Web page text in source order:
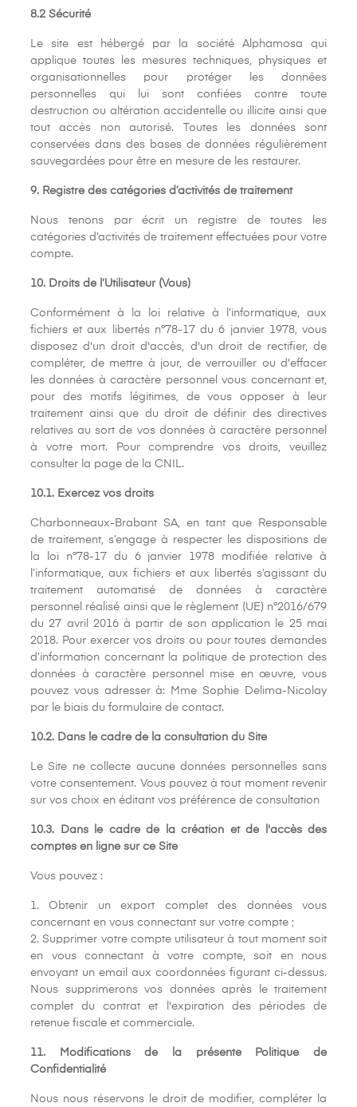
8.2 Sécurité
Le site est hébergé par la société Alphamosa qui
applique toutes les mesures techniques, physiques et
organisationnelles pour protéger les données
personnelles qui lui sont confiées contre toute
destruction ou altération accidentelle ou illicite ainsi que
tout accès non autorisé. Toutes les données sont
conservées dans des bases de données régulièrement
sauvegardées pour être en mesure de les restaurer.
9. Registre des catégories d’activités de traitement
Nous tenons par écrit un registre de toutes les
catégories d’activités de traitement effectuées pour votre
compte.
10. Droits de l’Utilisateur (Vous)
Conformément à la loi relative à l’informatique, aux
fichiers et aux libertés n°78-17 du 6 janvier 1978, vous
disposez d'un droit d'accès, d'un droit de rectifier, de
compléter, de mettre à jour, de verrouiller ou d'effacer
les données à caractère personnel vous concernant et,
pour des motifs légitimes, de vous opposer à leur
traitement ainsi que du droit de définir des directives
relatives au sort de vos données à caractère personnel
à votre mort. Pour comprendre vos droits, veuillez
consulter la page de la CNIL.
10.1. Exercez vos droits
Charbonneaux-Brabant SA, en tant que Responsable
de traitement, s’engage à respecter les dispositions de
la loi n°78-17 du 6 janvier 1978 modifiée relative à
l’informatique, aux fichiers et aux libertés s’agissant du
traitement automatisé de données à caractère
personnel réalisé ainsi que le règlement (UE) n°2016/679
du 27 avril 2016 à partir de son application le 25 mai
2018. Pour exercer vos droits ou pour toutes demandes
d’information concernant la politique de protection des
données à caractère personnel mise en œuvre, vous
pouvez vous adresser à: Mme Sophie Delima-Nicolay
par le biais du formulaire de contact.
10.2. Dans le cadre de la consultation du Site
Le Site ne collecte aucune données personnelles sans
votre consentement. Vous pouvez à tout moment revenir
sur vos choix en éditant vos préférence de consultation
10.3. Dans le cadre de la création et de l'accès des
comptes en ligne sur ce Site
Vous pouvez :
1. Obtenir un export complet des données vous
concernant en vous connectant sur votre compte ;
2. Supprimer votre compte utilisateur à tout moment soit
en vous connectant à votre compte, soit en nous
envoyant un email aux coordonnées figurant ci-dessus.
Nous supprimerons vos données après le traitement
complet du contrat et l'expiration des périodes de
retenue fiscale et commerciale.
11. Modifications de la présente Politique de
Confidentialité
Nous nous réservons le droit de modifier, compléter la